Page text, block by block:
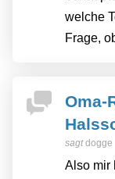
welche
Frage,
Oma-
sagtdogge
Also mir